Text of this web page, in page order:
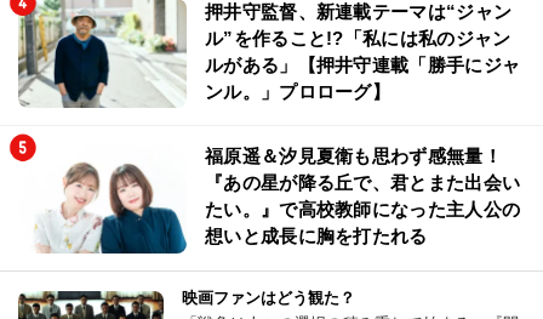
押井守監督、新連載テーマは“ジャン
ル”を作ること!?「私には私のジャン
ルがある」【押井守連載「勝手にジャ
ンル。」プロローグ】
福原遥＆汐見夏衛も思わず感無量！
『あの星が降る丘で、君とまた出会い
たい。』で高校教師になった主人公の
想いと成長に胸を打たれる
映画ファンはどう観た？